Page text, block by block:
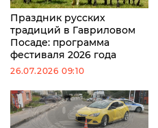
Праздник русских
традиций в Гавриловом
Посаде: программа
фестиваля 2026 года
26.07.2026 09:10